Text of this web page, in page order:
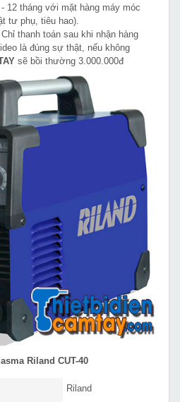
12 tháng với mặt hàng máy móc
tư phụ, tiêu hao).
thanh toán sau khi nhận hàng
là đúng sự thật, nếu không
sẽ bồi thường 3.000.000đ
Riland CUT-40
Riland